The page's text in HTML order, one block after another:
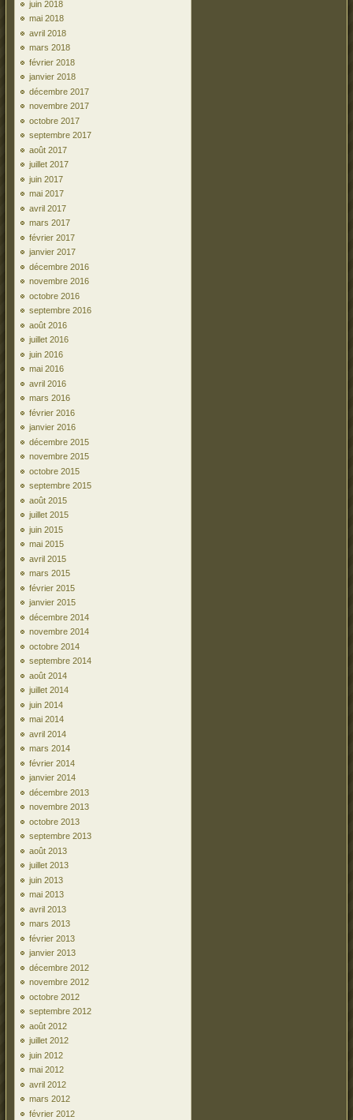
juin 2018
mai 2018
avril 2018
mars 2018
février 2018
janvier 2018
décembre 2017
novembre 2017
octobre 2017
septembre 2017
août 2017
juillet 2017
juin 2017
mai 2017
avril 2017
mars 2017
février 2017
janvier 2017
décembre 2016
novembre 2016
octobre 2016
septembre 2016
août 2016
juillet 2016
juin 2016
mai 2016
avril 2016
mars 2016
février 2016
janvier 2016
décembre 2015
novembre 2015
octobre 2015
septembre 2015
août 2015
juillet 2015
juin 2015
mai 2015
avril 2015
mars 2015
février 2015
janvier 2015
décembre 2014
novembre 2014
octobre 2014
septembre 2014
août 2014
juillet 2014
juin 2014
mai 2014
avril 2014
mars 2014
février 2014
janvier 2014
décembre 2013
novembre 2013
octobre 2013
septembre 2013
août 2013
juillet 2013
juin 2013
mai 2013
avril 2013
mars 2013
février 2013
janvier 2013
décembre 2012
novembre 2012
octobre 2012
septembre 2012
août 2012
juillet 2012
juin 2012
mai 2012
avril 2012
mars 2012
février 2012